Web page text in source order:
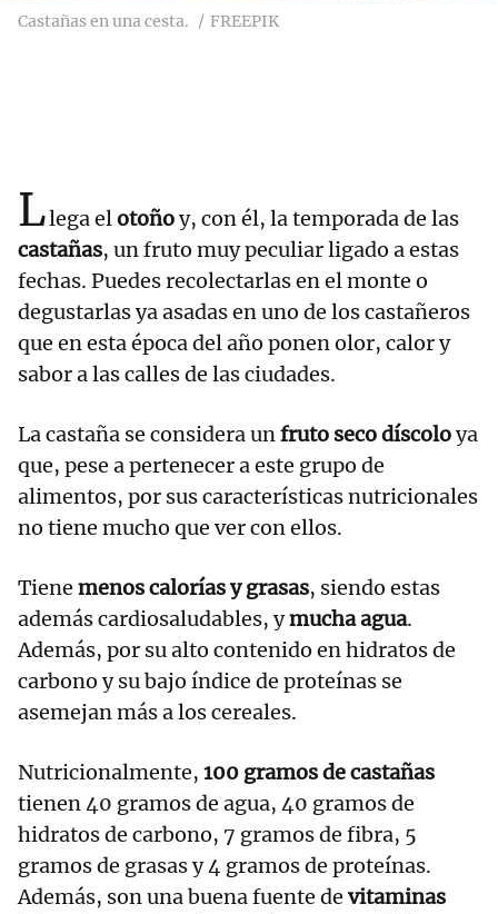
Castañas en una cesta. FREEPIK
Llega elotoñoy, con él, la temporada de las
castañas, un fruto muy peculiar ligado a estas
fechas. Puedes recolectarlas en el monte o
degustarlas ya asadas en uno de los castañeros
que en esta época del año ponen olor, calor y
sabor a las calles de las ciudades.
La castaña se considera unfruto seco díscoloya
que, pese a pertenecer a este grupo de
alimentos, por sus características nutricionales
no tiene mucho que ver con ellos.
Tiene menos calorías y grasas, siendo estas
además cardiosaludables, ymucha agua.
Además, por su alto contenido en hidratos de
carbono y su bajo índice de proteínas se
asemejan más a los cereales.
Nutricionalmente, 100 gramos de castañas
tienen 40 gramos de agua, 40 gramos de
hidratos de carbono, 7 gramos de fibra, 5
gramos de grasas y 4 gramos de proteínas.
Además, son una buena fuente de vitaminas